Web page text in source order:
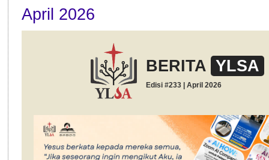
April 2026
BERITA YLSA
Edisi #233 | April 2026